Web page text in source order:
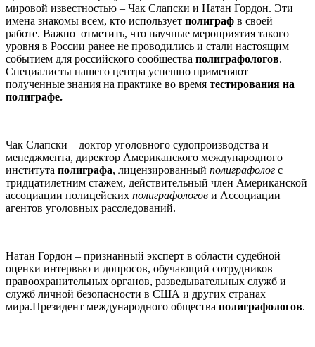
мировой известностью – Чак Слапски и Натан Гордон. Эти
имена знакомы всем, кто использует полиграф в своей
работе. Важно отметить, что научные мероприятия такого
уровня в России ранее не проводились и стали настоящим
событием для российского сообщества полиграфологов.
Специалисты нашего центра успешно применяют
полученные знания на практике во время тестирования на
полиграфе.
Чак Слапски – доктор уголовного судопроизводства и
менеджмента, директор Американского международного
института полиграфа, лицензированный полиграфолог с
тридцатилетним стажем, действительный член Американской
ассоциации полицейских полиграфологов и Ассоциации
агентов уголовных расследований.
Натан Гордон – признанный эксперт в области судебной
оценки интервью и допросов, обучающий сотрудников
правоохранительных органов, разведывательных служб и
служб личной безопасности в США и других странах
мира.Президент международного общества полиграфологов.